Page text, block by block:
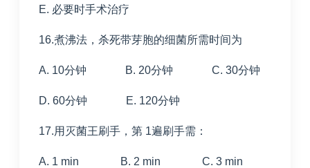
E. 必要时手术治疗
16.煮沸法，杀死带芽胞的细菌所需时间为
A. 10分钟 B. 20分钟 C. 30分钟
D. 60分钟 E. 120分钟
17.用灭菌王刷手，第 1遍刷手需：
A. 1 min B. 2 min C. 3 min